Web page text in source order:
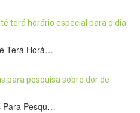
Terá Horá…
Para Pesqu…